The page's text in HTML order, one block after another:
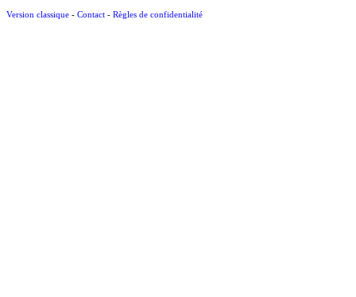
Version classique - Contact - Règles de confidentialité